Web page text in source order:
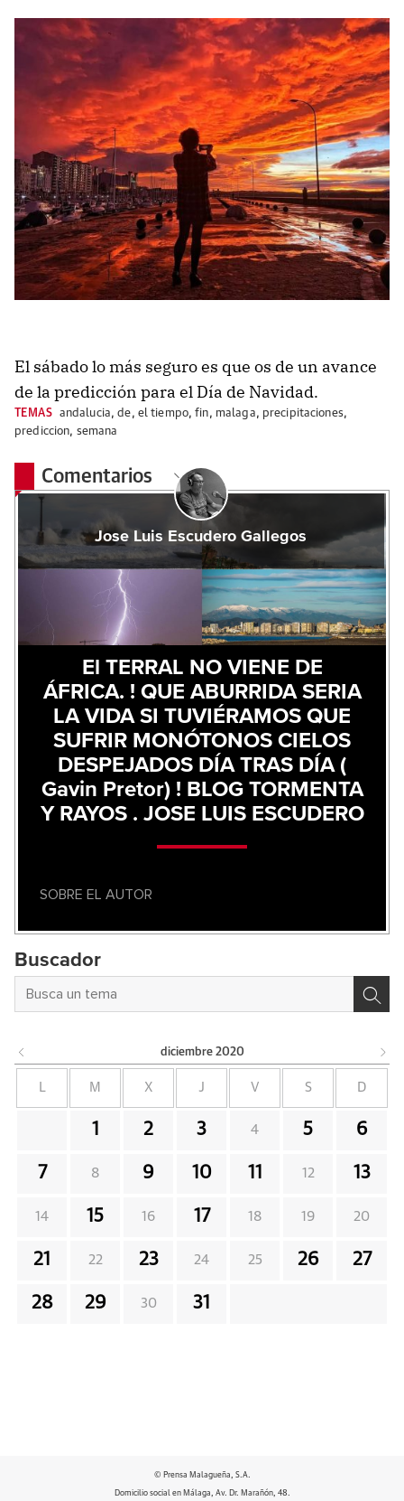
El sábado lo más seguro es que os de un avance
de la predicción para el Día de Navidad.
TEMAS andalucia,de, el tiempo,fin, malaga, precipitaciones,
prediccion, semana
Comentarios
Jose Luis Escudero Gallegos
El TERRAL NO VIENE DE
ÁFRICA. ! QUE ABURRIDA SERIA
LA VIDA SI TUVIÉRAMOS QUE
SUFRIR MONÓTONOS CIELOS
DESPEJADOS DÍA TRAS DÍA (
Gavin Pretor) ! BLOG TORMENTA
Y RAYOS . JOSE LUIS ESCUDERO
SOBRE EL AUTOR
Buscador
diciembre 2020
L M X J V S D
1 2 3 4 5 6
7 8 9 10 11 12 13
14 15 16 17 18 19 20
21 22 23 24 25 26 27
28 29 30 31
© Prensa Malagueña, S.A.
Domicilio social en Málaga, Av. Dr. Marañón, 48.